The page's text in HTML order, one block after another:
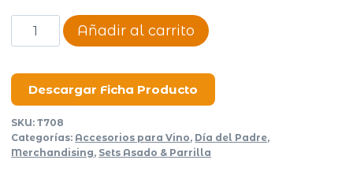
de
tabla
para
quesos
Añadir al carrito
Descargar Ficha Producto
SKU:T708
Categorías: Accesorios para Vino, Día del Padre,
Merchandising, Sets Asado & Parrilla